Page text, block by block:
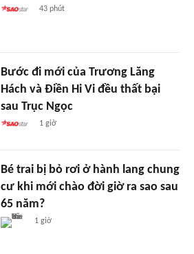
43 phút
Bước đi mới của Trương Lăng
Hách và Điền Hi Vi đều thất bại
sau Trục Ngọc
1 giờ
Bé trai bị bỏ rơi ở hành lang chung
cư khi mới chào đời giờ ra sao sau
65 năm?
1 giờ